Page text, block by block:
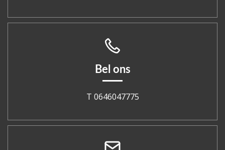
Bel ons
T 0646047775